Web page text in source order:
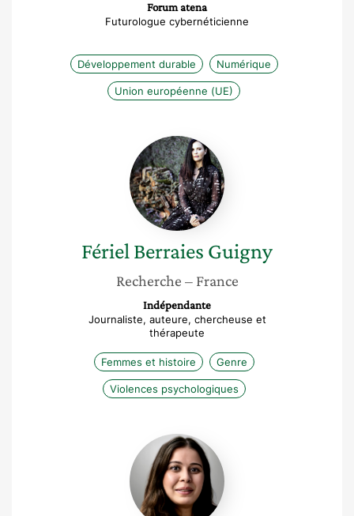
Forum atena
Futurologue cybernéticienne
Développement durable Numérique
Union européenne (UE)
Fériel
Berraies
Guigny
Fériel Berraies Guigny
Recherche – France
Indépendante
Journaliste, auteure, chercheuse et
thérapeute
Femmes et histoire Genre
Violences psychologiques
Hanane
Bengualou